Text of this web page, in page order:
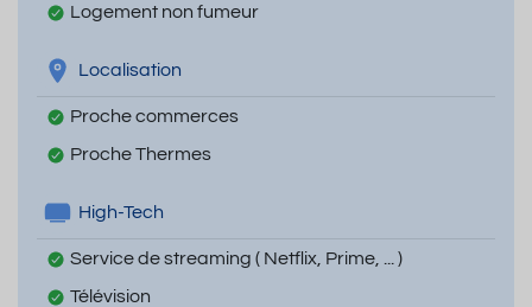
Logement non fumeur
Localisation
Proche commerces
Proche Thermes
High-Tech
Service de streaming ( Netflix, Prime, ... )
Télévision